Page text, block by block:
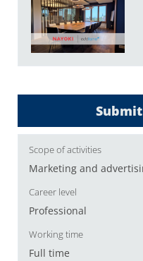
Scope of activities
Marketing and
Career level
Professional
Working time
Full time